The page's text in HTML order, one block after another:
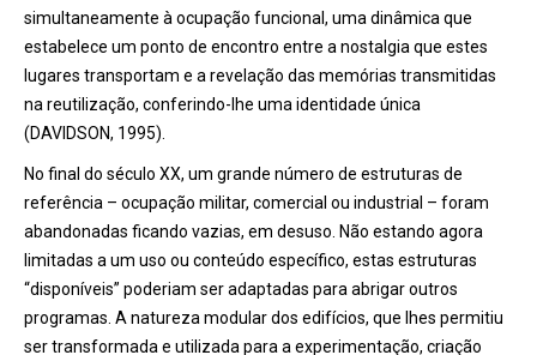
simultaneamente à ocupação funcional, uma dinâmica que
estabelece um ponto de encontro entre a nostalgia que estes
lugares transportam e a revelação das memórias transmitidas
na reutilização, conferindo-lhe uma identidade única
(DAVIDSON, 1995).
No final do século XX, um grande número de estruturas de
referência – ocupação militar, comercial ou industrial – foram
abandonadas ficando vazias, em desuso. Não estando agora
limitadas a um uso ou conteúdo específico, estas estruturas
“disponíveis” poderiam ser adaptadas para abrigar outros
programas. A natureza modular dos edifícios, que lhes permitiu
ser transformada e utilizada para a experimentação, criação